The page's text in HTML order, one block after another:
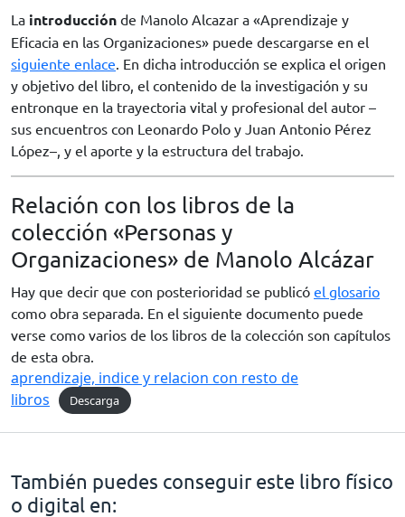
La introducción de Manolo Alcazar a «Aprendizaje y
Eficacia en las Organizaciones» puede descargarse en el
siguiente enlace. En dicha introducción se explica el origen
y objetivo del libro, el contenido de la investigación y su
entronque en la trayectoria vital y profesional del autor –
sus encuentros con Leonardo Polo y Juan Antonio Pérez
López–, y el aporte y la estructura del trabajo.
Relación con los libros de la
colección «Personas y
Organizaciones» de Manolo Alcázar
Hay que decir que con posterioridad se publicó el glosario
como obra separada. En el siguiente documento puede
verse como varios de los libros de la colección son capítulos
de esta obra.
aprendizaje, indice y relacion con resto de
libros
Descarga
También puedes conseguir este libro físico
o digital en: